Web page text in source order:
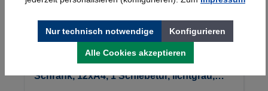
Kerkmann Prospekt- u. Zeitschriften-
Schrank, 12xA4, 1 Schiebetür, lichtgrau,
Nur technisch notwendige Konfigurieren
Alle Cookies akzeptieren